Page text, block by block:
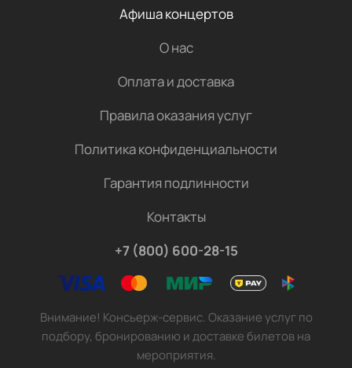
Афиша концертов
О нас
Оплата и доставка
Правила оказания услуг
Политика конфиденциальности
Гарантия подлинности
Контакты
+7 (800) 600-28-15
Внимание! Консьерж-сервис. Оказание услуг по
подбору, бронированию и доставке билетов на
мероприятия.